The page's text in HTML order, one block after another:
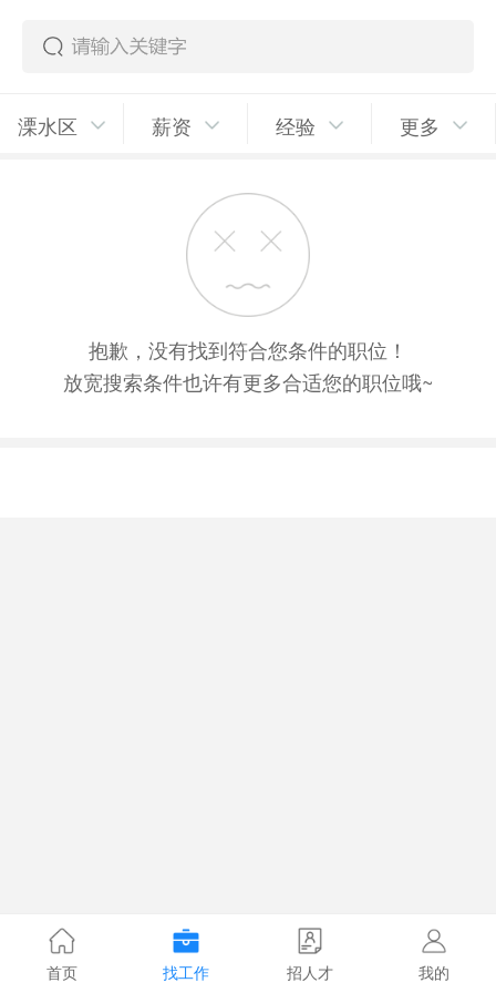
溧水区 薪资 经验 更多
抱歉，没有找到符合您条件的职位！
放宽搜索条件也许有更多合适您的职位哦~
首页 找工作 招人才 我的